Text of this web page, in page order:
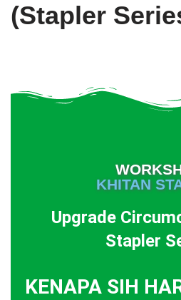
(Stapler
KHITAN
Upgrade
Stapler
KENAPA SIH